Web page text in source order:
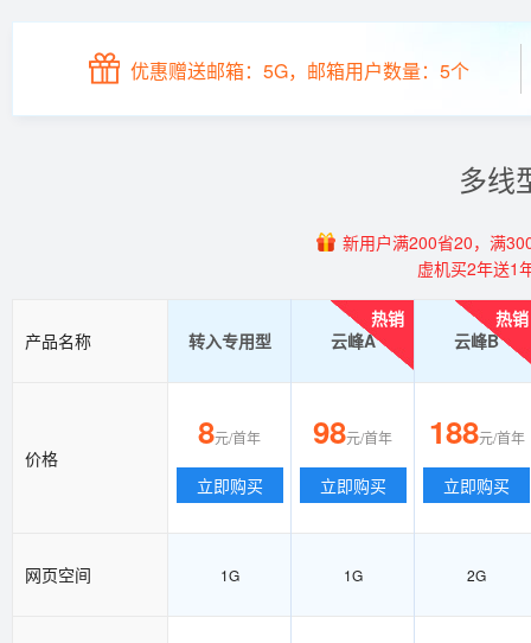
优惠赠送邮箱：5G，邮箱用户数量：5个
多线
新用户满200省20，满
虚机买2年送1
产品名称 转入专用型
热销
云峰A
热销
云峰B
价格
8元/首年
立即购买
98元/首年
立即购买
188元/首年
立即购买
网页空间 1G 1G 2G